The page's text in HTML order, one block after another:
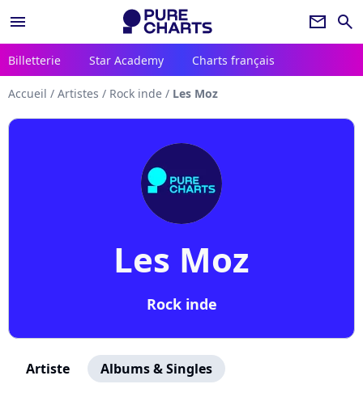
menu newsletter search
Billetterie Star Academy Charts français
Accueil / Artistes / Rock inde / Les Moz
Les Moz
Rock inde
Artiste Albums & Singles